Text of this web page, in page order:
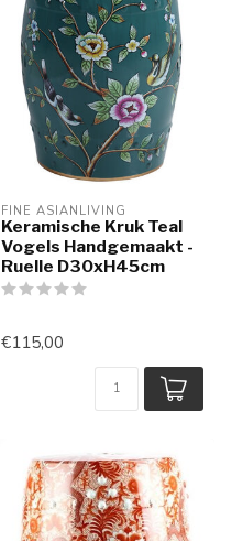
FINE ASIANLIVING
Keramische Kruk Teal
Vogels Handgemaakt -
Ruelle D30xH45cm
€115,00